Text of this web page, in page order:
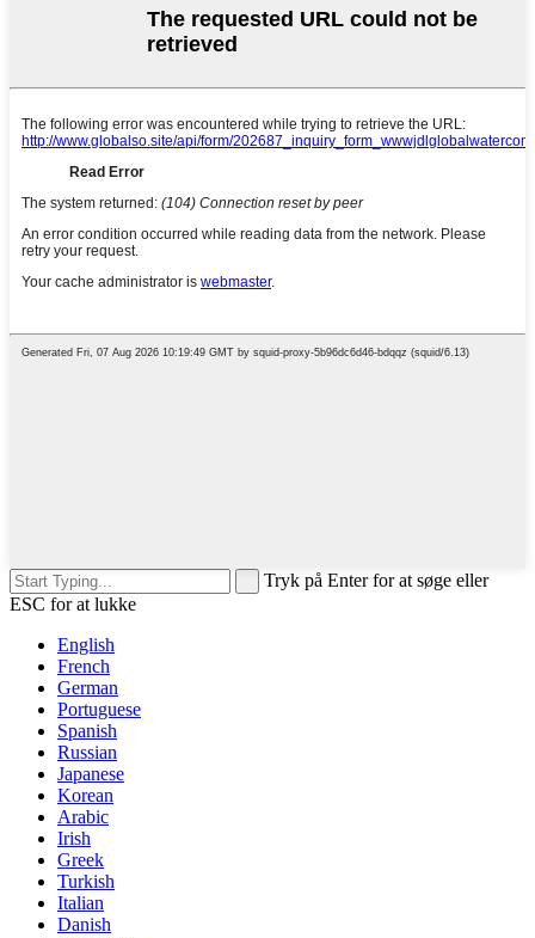
Tryk på Enter for at søge eller
ESC for at lukke
English
French
German
Portuguese
Spanish
Russian
Japanese
Korean
Arabic
Irish
Greek
Turkish
Italian
Danish